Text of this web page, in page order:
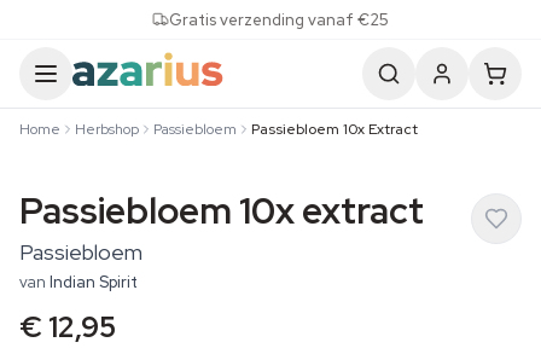
Gratis verzending vanaf €25
Home Herbshop Passiebloem Passiebloem 10x Extract
Passiebloem 10x extract
Passiebloem
van Indian Spirit
€ 12,95